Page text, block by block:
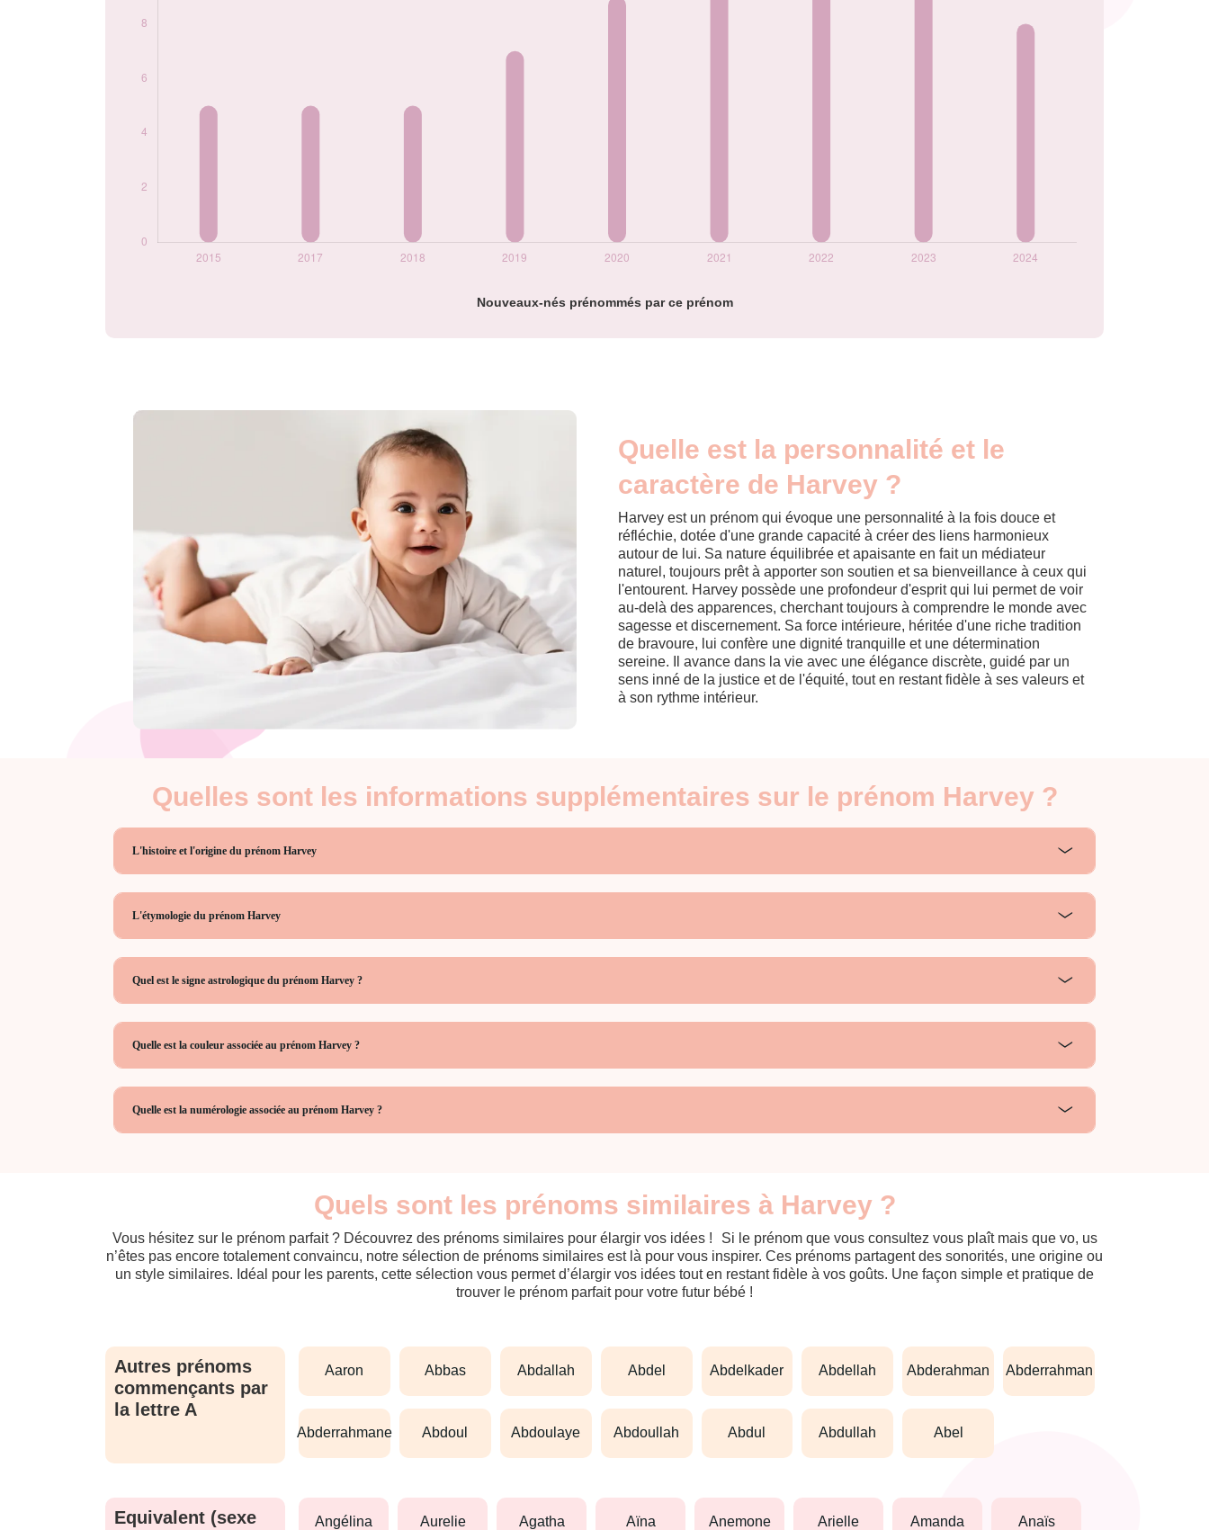
Nouveaux-nés prénommés par ce prénom
Quelle est la personnalité et le
caractère de Harvey ?
Harvey est un prénom qui évoque une personnalité à la fois douce et
réfléchie, dotée d'une grande capacité à créer des liens harmonieux
autour de lui. Sa nature équilibrée et apaisante en fait un médiateur
naturel, toujours prêt à apporter son soutien et sa bienveillance à ceux qui
l'entourent. Harvey possède une profondeur d'esprit qui lui permet de voir
au-delà des apparences, cherchant toujours à comprendre le monde avec
sagesse et discernement. Sa force intérieure, héritée d'une riche tradition
de bravoure, lui confère une dignité tranquille et une détermination
sereine. Il avance dans la vie avec une élégance discrète, guidé par un
sens inné de la justice et de l'équité, tout en restant fidèle à ses valeurs et
à son rythme intérieur.
Quelles sont les informations supplémentaires sur le prénom Harvey ?
L'histoire et l'origine du prénom Harvey
L'étymologie du prénom Harvey
Quel est le signe astrologique du prénom Harvey ?
Quelle est la couleur associée au prénom Harvey ?
Quelle est la numérologie associée au prénom Harvey ?
Quels sont les prénoms similaires à Harvey ?
Vous hésitez sur le prénom parfait ? Découvrez des prénoms similaires pour élargir vos idées ! Si le prénom que vous consultez vous plaît mais que vo, us
n’êtes pas encore totalement convaincu, notre sélection de prénoms similaires est là pour vous inspirer. Ces prénoms partagent des sonorités, une origine ou
un style similaires. Idéal pour les parents, cette sélection vous permet d’élargir vos idées tout en restant fidèle à vos goûts. Une façon simple et pratique de
trouver le prénom parfait pour votre futur bébé !
Autres prénoms
commençants par
la lettre A
aaron abbas abdallah abdel abdelkader abdellah abderahman abderrahman
abderrahmane abdoul abdoulaye abdoullah abdul abdullah abel
Equivalent (sexe
angélina aurelie agatha aïna anemone arielle amanda anaïs